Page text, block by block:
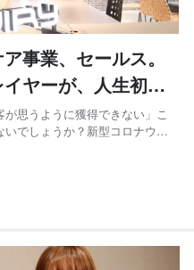
事業、セールス。
ヤーが、人生初の
だ理由
が思うように獲得できない」こ
でしょうか？新型コロナウイ
客に対して直接訪問ではな
を活用しながら非対面で行う